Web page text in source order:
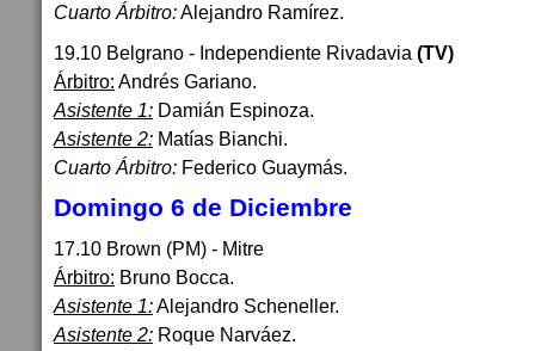
Cuarto Árbitro:Alejandro Ramírez.
19.10 Belgrano - Independiente Rivadavia (TV)
Árbitro: Andrés Gariano.
Asistente 1: Damián Espinoza.
Asistente 2: Matías Bianchi.
Cuarto Árbitro: Federico Guaymás.
Domingo 6 de Diciembre
17.10 Brown (PM) - Mitre
Árbitro: Bruno Bocca.
Asistente 1:Alejandro Scheneller.
Asistente 2: Roque Narváez.